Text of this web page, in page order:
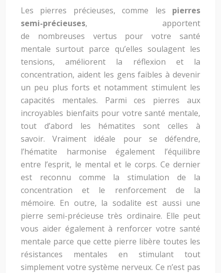
Les pierres précieuses, comme les pierres
semi-précieuses, apportent
de nombreuses vertus pour votre santé
mentale surtout parce qu’elles soulagent les
tensions, améliorent la réflexion et la
concentration, aident les gens faibles à devenir
un peu plus forts et notamment stimulent les
capacités mentales. Parmi ces pierres aux
incroyables bienfaits pour votre santé mentale,
tout d’abord les hématites sont celles à
savoir. Vraiment idéale pour se défendre,
l’hématite harmonise également l’équilibre
entre l’esprit, le mental et le corps. Ce dernier
est reconnu comme la stimulation de la
concentration et le renforcement de la
mémoire. En outre, la sodalite est aussi une
pierre semi-précieuse très ordinaire. Elle peut
vous aider également à renforcer votre santé
mentale parce que cette pierre libère toutes les
résistances mentales en stimulant tout
simplement votre système nerveux. Ce n’est pas